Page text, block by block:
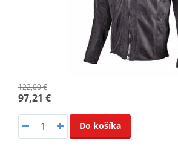
122,00 €
97,21 €
Do košíka